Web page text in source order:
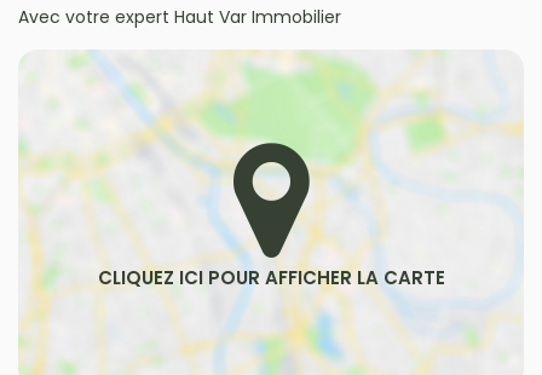
Avec votre expert Haut Var Immobilier